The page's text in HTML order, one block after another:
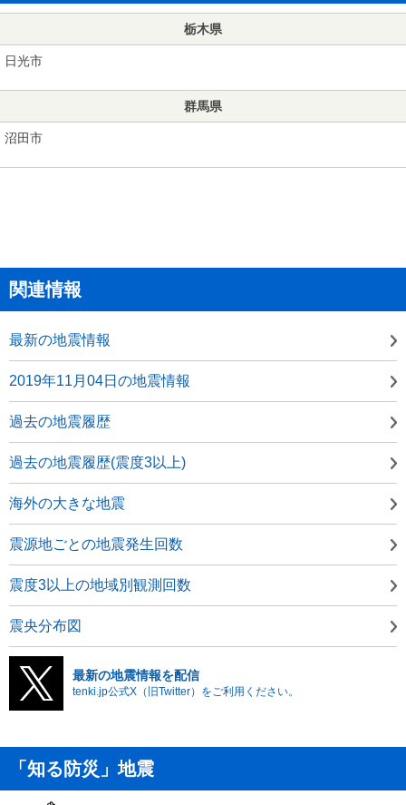
栃木県
日光市
群馬県
沼田市
関連情報
最新の地震情報
2019年11月04日の地震情報
過去の地震履歴
過去の地震履歴(震度3以上)
海外の大きな地震
震源地ごとの地震発生回数
震度3以上の地域別観測回数
震央分布図
最新の地震情報を配信
tenki.jp公式X（旧Twitter）をご利用ください。
「知る防災」地震